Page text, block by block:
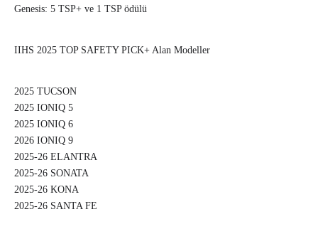
Genesis: 5 TSP+ ve 1 TSP ödülü
IIHS 2025 TOP SAFETY PICK+ Alan Modeller
2025 TUCSON
2025 IONIQ 5
2025 IONIQ 6
2026 IONIQ 9
2025-26 ELANTRA
2025-26 SONATA
2025-26 KONA
2025-26 SANTA FE